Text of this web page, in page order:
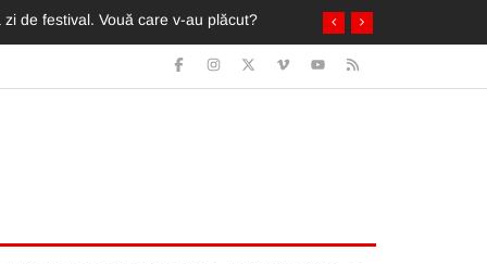
ochi de fani români și străini